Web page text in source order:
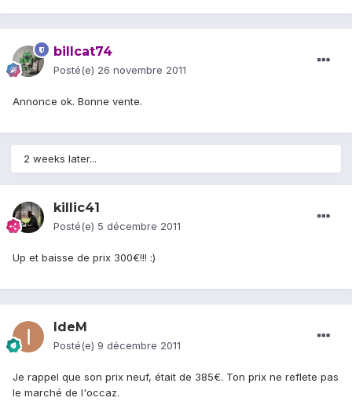
billcat74
Posté(e) 26 novembre 2011
Annonce ok. Bonne vente.
2 weeks later...
killic41
Posté(e) 5 décembre 2011
Up et baisse de prix 300€!!! :)
IdeM
Posté(e) 9 décembre 2011
Je rappel que son prix neuf, était de 385€. Ton prix ne reflete pas
le marché de l'occaz.